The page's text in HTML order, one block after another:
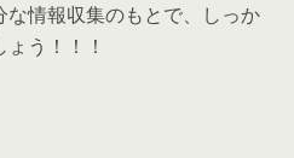
情報収集のもとで、しっか
う！！！